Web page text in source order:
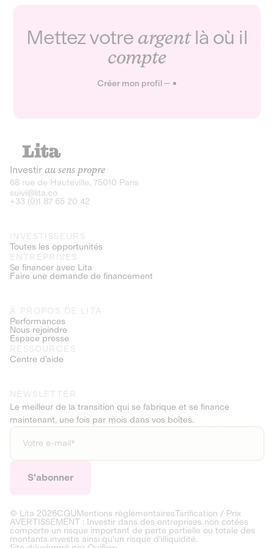
Mettez votre argentlà où il
compte
Créer mon profil
Investir au sens propre
68 rue de Hauteville, 75010 Paris
suivi@lita.co
+33 (0)1 87 65 20 42
INVESTISSEURS
Toutes les opportunités
ENTREPRISES
Se financer avec Lita
Faire une demande de financement
À PROPOS DE LITA
Performances
Nous rejoindre
Espace presse
RESSOURCES
Centre d’aide
NEWSLETTER
Le meilleur de la transition qui se fabrique et se finance
maintenant, une fois par mois dans vos boîtes.
© Lita 2026CGUMentions règlementairesTarification / Prix
AVERTISSEMENT : Investir dans des entreprises non cotées
comporte un risque important de perte partielle ou totale des
montants investis ainsi qu'un risque d'illiquidité.